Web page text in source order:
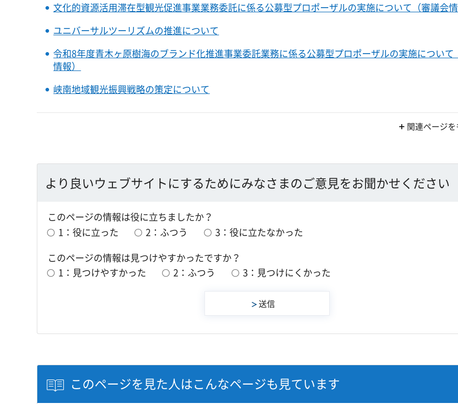
文化的資源活用滞在型観光促進事業業務委託に係る公募型プロポーザルの実施について（審議会
ユニバーサルツーリズムの推進について
令和8年度青木ヶ原樹海のブランド化推進事業委託業務に係る公募型プロポーザルの実施について
情報）
峡南地域観光振興戦略の策定について
関連ページ
より良いウェブサイトにするためにみなさまのご意見をお聞かせください
このページの情報は役に立ちましたか？
1：役に立った
2：ふつう
3：役に立たなかった
このページの情報は見つけやすかったですか？
1：見つけやすかった
2：ふつう 3：見つけにくかった
このページを見た人はこんなページも見ています